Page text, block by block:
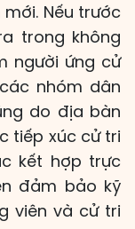
Nếu trước
trong không
người ứng cử
nhóm dân
do địa bàn
tiếp xúc cử tri
kết hợp trực
đảm bảo kỹ
viên và cử tri